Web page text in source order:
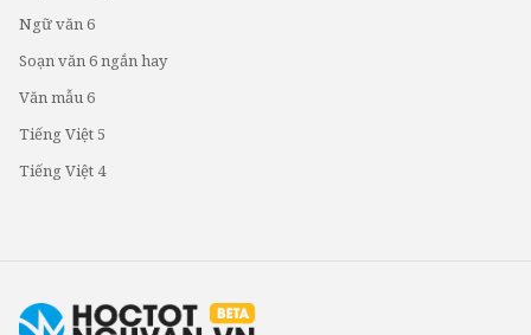
Ngữ văn 6
Soạn văn 6 ngắn hay
Văn mẫu 6
Tiếng Việt 5
Tiếng Việt 4